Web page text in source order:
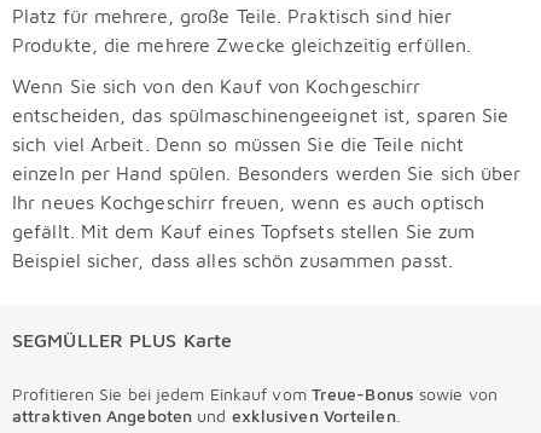
Platz für mehrere, große Teile. Praktisch sind hier
Produkte, die mehrere Zwecke gleichzeitig erfüllen.
Wenn Sie sich von den Kauf von Kochgeschirr
entscheiden, das spülmaschinengeeignet ist, sparen Sie
sich viel Arbeit. Denn so müssen Sie die Teile nicht
einzeln per Hand spülen. Besonders werden Sie sich über
Ihr neues Kochgeschirr freuen, wenn es auch optisch
gefällt. Mit dem Kauf eines Topfsets stellen Sie zum
Beispiel sicher, dass alles schön zusammen passt.
SEGMÜLLER PLUS Karte
Profitieren Sie bei jedem Einkauf vom Treue-Bonus sowie von
attraktiven Angeboten und exklusiven Vorteilen.